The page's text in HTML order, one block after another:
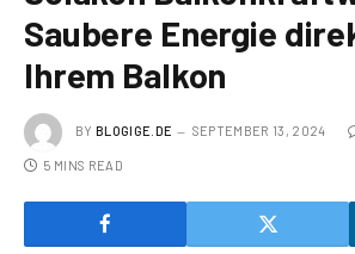
Saubere Energie
Ihrem Balkon
BY BLOGIGE.DE SEPTEMBER 13, 2024
5 MINS READ